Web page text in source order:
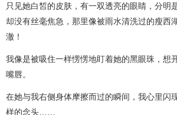
只见她白皙的皮肤，有一双透亮的眼睛，分明
却没有丝毫焦急，那里像被雨水清洗过的瘦西
澈！
我像是被吸住一样愣愣地盯着她的黑眼珠，想
嘴唇。
在她与我右侧身体摩擦而过的瞬间，我心里闪
样的念头……